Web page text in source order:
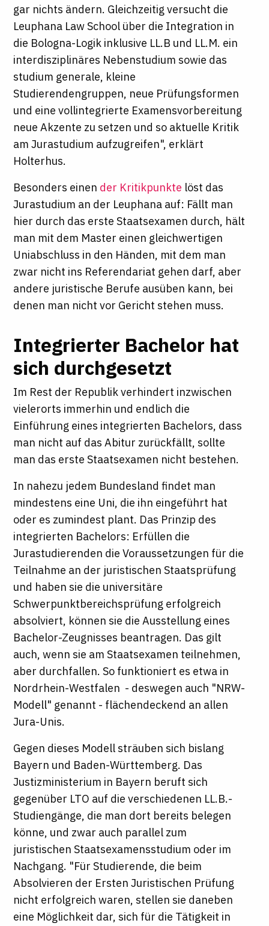
gar nichts ändern. Gleichzeitig versucht die
Leuphana Law School über die Integration in
die Bologna-Logik inklusive LL.B und LL.M. ein
interdisziplinäres Nebenstudium sowie das
studium generale, kleine
Studierendengruppen, neue Prüfungsformen
und eine vollintegrierte Examensvorbereitung
neue Akzente zu setzen und so aktuelle Kritik
am Jurastudium aufzugreifen", erklärt
Holterhus.
Besonders einen der Kritikpunkte löst das
Jurastudium an der Leuphana auf: Fällt man
hier durch das erste Staatsexamen durch, hält
man mit dem Master einen gleichwertigen
Uniabschluss in den Händen, mit dem man
zwar nicht ins Referendariat gehen darf, aber
andere juristische Berufe ausüben kann, bei
denen man nicht vor Gericht stehen muss.
Integrierter Bachelor hat
sich durchgesetzt
Im Rest der Republik verhindert inzwischen
vielerorts immerhin und endlich die
Einführung eines integrierten Bachelors, dass
man nicht auf das Abitur zurückfällt, sollte
man das erste Staatsexamen nicht bestehen.
In nahezu jedem Bundesland findet man
mindestens eine Uni, die ihn eingeführt hat
oder es zumindest plant. Das Prinzip des
integrierten Bachelors: Erfüllen die
Jurastudierenden die Voraussetzungen für die
Teilnahme an der juristischen Staatsprüfung
und haben sie die universitäre
Schwerpunktbereichsprüfung erfolgreich
absolviert, können sie die Ausstellung eines
Bachelor-Zeugnisses beantragen. Das gilt
auch, wenn sie am Staatsexamen teilnehmen,
aber durchfallen. So funktioniert es etwa in
Nordrhein-Westfalen - deswegen auch "NRW-
Modell" genannt - flächendeckend an allen
Jura-Unis.
Gegen dieses Modell sträuben sich bislang
Bayern und Baden-Württemberg. Das
Justizministerium in Bayern beruft sich
gegenüber LTO auf die verschiedenen LL.B.-
Studiengänge, die man dort bereits belegen
könne, und zwar auch parallel zum
juristischen Staatsexamensstudium oder im
Nachgang. "Für Studierende, die beim
Absolvieren der Ersten Juristischen Prüfung
nicht erfolgreich waren, stellen sie daneben
eine Möglichkeit dar, sich für die Tätigkeit in